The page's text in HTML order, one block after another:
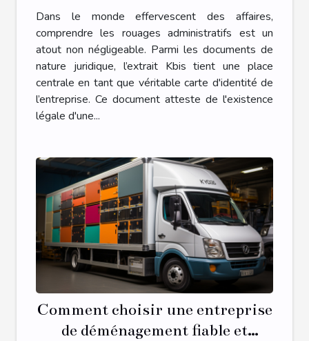
des extraits Kbis dans le monde
des affaires
Dans le monde effervescent des affaires,
comprendre les rouages administratifs est un
atout non négligeable. Parmi les documents de
nature juridique, l’extrait Kbis tient une place
centrale en tant que véritable carte d'identité de
l’entreprise. Ce document atteste de l'existence
légale d'une...
Comment choisir une entreprise
de déménagement fiable et